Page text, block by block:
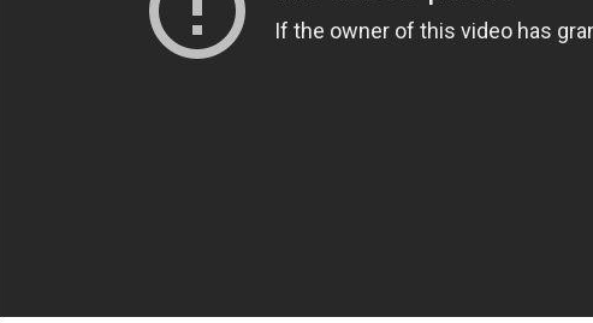
新装版「ご冗談でしょう、ファインマンさん（上）（下）」発売
【画像】整形で2400万円超えの美女、水着グラビアに挑戦